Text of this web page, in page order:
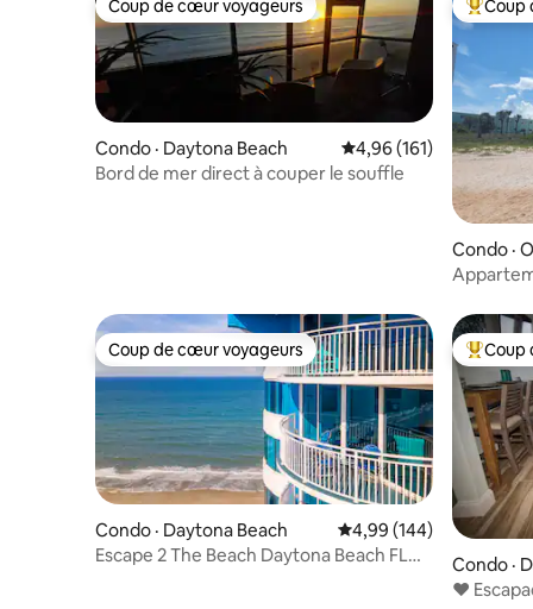
Coup de cœur voyageurs
Coup de cœur voyageurs
Condo · Daytona Beach Note moyenne de
4,96 (161)
Bord de mer direct à couper le souffle
Coup
Coup
Condo ·
Coup de cœur voyageurs
Coup de cœur voyageurs
Condo · Daytona Beach Note moyenne de 4,99
4,99 (144)
Escape 2 The Beach Daytona Beach FL
Coup
Coup
Condo ·
❤︎